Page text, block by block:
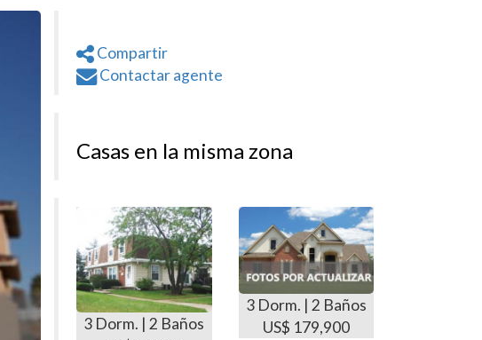
Compartir
Contactar agente
Casas en la misma zona
3 Dorm. | 2 Baños
3 Dorm. | 2 Baños
US$ 179,900